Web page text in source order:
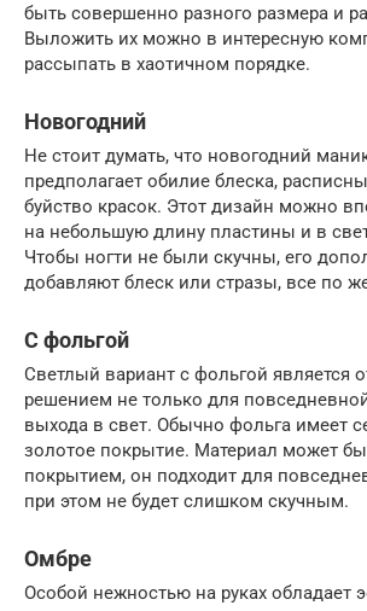
быть совершенно разного размера и
Выложить их можно в интересную
рассыпать в хаотичном порядке.
Новогодний
Не стоит думать, что новогодний
предполагает обилие блеска,
буйство красок. Этот дизайн можно
на небольшую длину пластины и в
Чтобы ногти не были скучны, его
добавляют блеск или стразы, все по
С фольгой
Светлый вариант с фольгой является
решением не только для
выхода в свет. Обычно фольга имеет
золотое покрытие. Материал может
покрытием, он подходит для
при этом не будет слишком скучным.
Омбре
Особой нежностью на руках обладает